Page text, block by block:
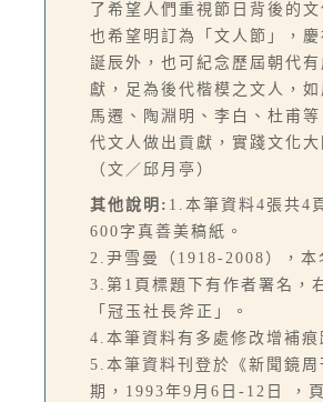
了希望人們重視節日背後的文
也希望明訂為「文人節」，慶
誕辰外，也可紀念歷屆朝代有
獻，足為後代楷模之文人，如
馬遷、陶淵明、李白、杜甫等
代文人做出貢獻，實踐文化大
（文／邱月亭）
其他說明: 1.本筆資料4張共4
600字真善美稿紙。
2.尹雪曼（1918-2008），本
3.第1頁標題下有作者署名，
「冠玉社長斧正」。
4.本筆資料有多處修改增補痕
5.本筆資料刊登於《新聞鏡周
期，1993年9月6日-12日 ，頁